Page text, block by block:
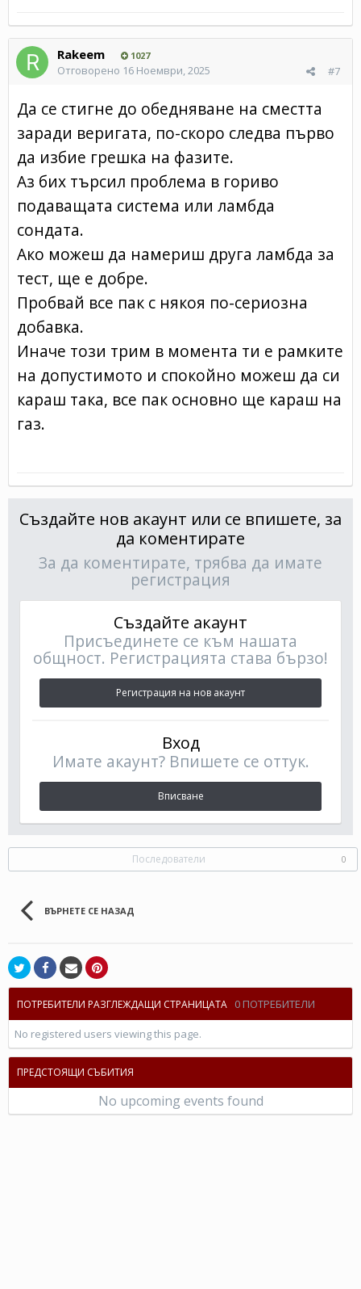
Rakeem 1027
#7
Отговорено 16 Ноември, 2025
Да се стигне до обедняване на сместта
заради веригата, по-скоро следва първо
да избие грешка на фазите.
Аз бих търсил проблема в гориво
подаващата система или ламбда
сондата.
Ако можеш да намериш друга ламбда за
тест, ще е добре.
Пробвай все пак с някоя по-сериозна
добавка.
Иначе този трим в момента ти е рамките
на допустимото и спокойно можеш да си
караш така, все пак основно ще караш на
газ.
Създайте нов акаунт или се впишете, за
да коментирате
За да коментирате, трябва да имате
регистрация
Създайте акаунт
Присъединете се към нашата
общност. Регистрацията става бързо!
Регистрация на нов акаунт
Вход
Имате акаунт? Впишете се оттук.
Вписване
Последователи 0
ВЪРНЕТЕ СЕ НАЗАД
ПОТРЕБИТЕЛИ РАЗГЛЕЖДАЩИ СТРАНИЦАТА 0 ПОТРЕБИТЕЛИ
No registered users viewing this page.
ПРЕДСТОЯЩИ СЪБИТИЯ
No upcoming events found